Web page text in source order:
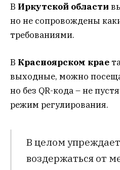
В Иркутской области
но не сопровождены
требованиями.
В Красноярском крае
выходные, можно
но без QR-кода – не
режим регулирования.
В целом
воздержаться от